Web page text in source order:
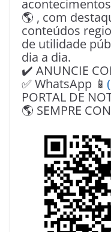
🌎 , com
conteúdos
de utilidade
dia a dia.
✔️ ANUNCIE
✅ WhatsApp 📱
PORTAL DE
🌎 SEMPRE